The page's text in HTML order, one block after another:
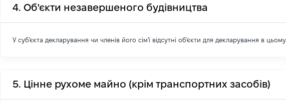
4. Об'єкти незавершеного будівництва
У суб'єкта декларування чи членів його сім'ї відсутні об'єкти для декларування в цьому
5. Цінне рухоме майно (крім транспортних засобів)